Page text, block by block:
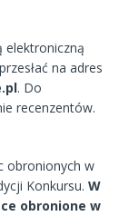
elektroniczną
na adres
. Do
recenzentów.
obronionych w
Konkursu. W
obronione w